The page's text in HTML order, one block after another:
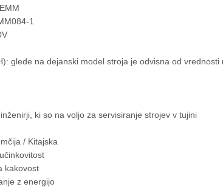
1
glede na dejanski model stroja je odvisna od vrednosti
ki so na voljo za servisiranje strojev v tujini
/ Kitajska
kakovost
z energijo